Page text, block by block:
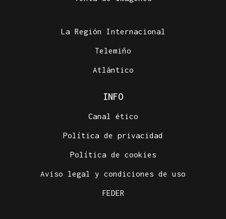
La Región Internacional
Telemiño
Atlántico
INFO
Canal ético
Política de privacidad
Política de cookies
Aviso legal y condiciones de uso
FEDER